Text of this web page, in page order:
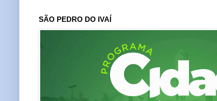
SÃO PEDRO DO IVAÍ